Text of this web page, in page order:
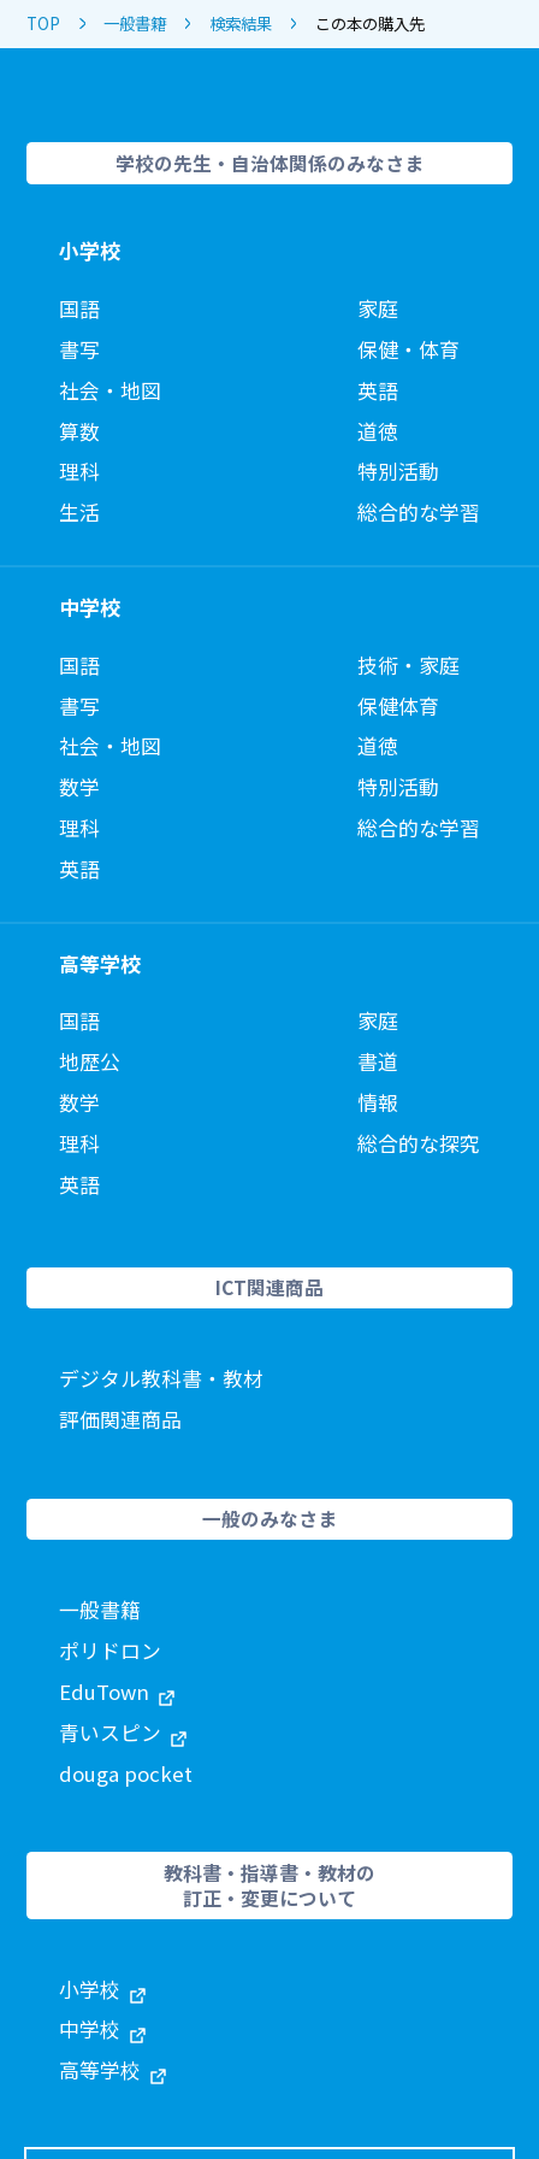
TOP 一般書籍 検索結果 この本の購入先
学校の先生・自治体関係のみなさま
小学校
国語
書写
社会・地図
算数
理科
生活
家庭
保健・体育
英語
道徳
特別活動
総合的な学習
中学校
国語
書写
社会・地図
数学
理科
英語
技術・家庭
保健体育
道徳
特別活動
総合的な学習
高等学校
国語
地歴公
数学
理科
英語
家庭
書道
情報
総合的な探究
ICT関連商品
デジタル教科書・教材
評価関連商品
一般のみなさま
一般書籍
ポリドロン
EduTown
青いスピン
douga pocket
教科書・指導書・教材の
訂正・変更について
小学校
中学校
高等学校